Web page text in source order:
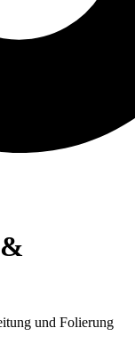
und Folierung